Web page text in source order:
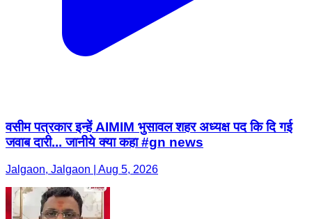
वसीम पत्रकार इन्हें AIMIM भुसावल शहर अध्यक्ष पद कि दि गई
जवाब दारी... जानीये क्या कहा #gn news
Jalgaon, Jalgaon | Aug 5, 2026